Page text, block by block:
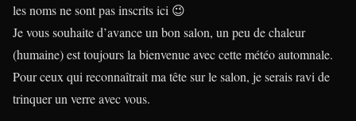
les noms ne sont pas inscrits ici 😉
Je vous souhaite d’avance un bon salon, un peu de chaleur
(humaine) est toujours la bienvenue avec cette météo automnale.
Pour ceux qui reconnaîtrait ma tête sur le salon, je serais ravi de
trinquer un verre avec vous.